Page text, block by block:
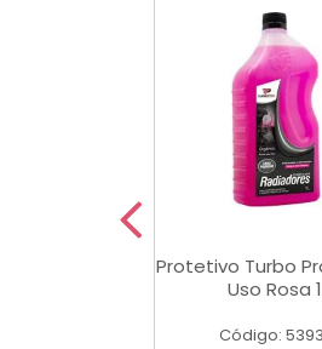
Protetivo Turbo
Uso Rosa
Código: